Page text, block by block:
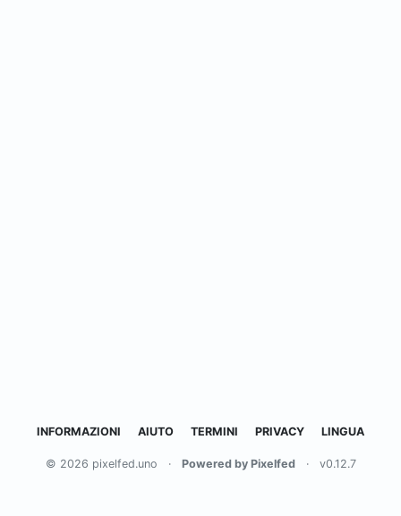
INFORMAZIONI AIUTO TERMINI PRIVACY LINGUA
© 2026 pixelfed.uno · Powered by Pixelfed · v0.12.7